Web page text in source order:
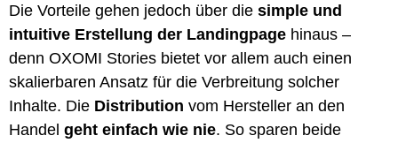
Die Vorteile gehen jedoch über die simple und
intuitive Erstellung der Landingpage hinaus –
denn OXOMI Stories bietet vor allem auch einen
skalierbaren Ansatz für die Verbreitung solcher
Inhalte. Die Distribution vom Hersteller an den
Handel geht einfach wie nie. So sparen beide